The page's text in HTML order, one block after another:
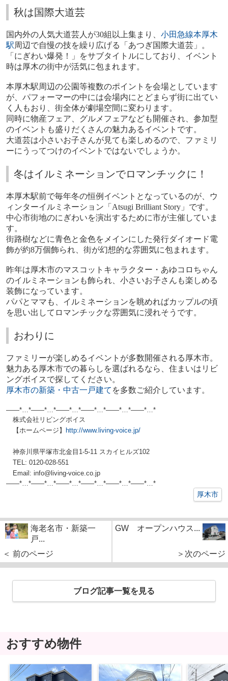
秋は国際大道芸
国内外の人気大道芸人が30組以上集まり、 小田急線本厚木
駅周辺で自慢の技を繰り広げる「あつぎ国際大道芸」。
「にぎわい爆発！」をサブタイトルにしており、イベント
時は厚木の街中が活気に包まれます。
本厚木駅周辺の公園等複数のポイントを会場としています
が、パフォーマーの中には会場内にとどまらず街に出てい
く人もおり、街全体が劇場空間に変わります。
同時に物産フェア、グルメフェアなども開催され、参加型
のイベントも盛りだくさんの魅力あるイベントです。
大道芸は小さいお子さんが見ても楽しめるので、ファミリ
ーにうってつけのイベントではないでしょうか。
冬はイルミネーションでロマンチックに！
本厚木駅前で毎年冬の恒例イベントとなっているのが、ウ
ィンターイルミネーション「 Atsugi Brilliant Story」です。
中心市街地のにぎわいを演出するために市が主催していま
す。
街路樹などに青色と金色をメインにした発行ダイオード電
飾が約8万個飾られ、街が幻想的な雰囲気に包まれます。
昨年は厚木市のマスコットキャラクター・あゆコロちゃん
のイルミネーションも飾られ、小さいお子さんも楽しめる
装飾になっています。
パパとママも、イルミネーションを眺めればカップルの頃
を思い出してロマンチックな雰囲気に浸れそうです。
おわりに
ファミリーが楽しめるイベントが多数開催される厚木市。
魅力ある厚木市での暮らしを選ばれるなら、住まいはリビ
ングボイスで探してください。
厚木市の新築・中古一戸建て を多数ご紹介しています。
——*…*——*…*——*…*——*…*——*…*——*…*
株式会社リビングボイス
【ホームページ】
http://www.living-voice.jp/
神奈川県平塚市北金目1-5-11 スカイヒルズ102
TEL: 0120-028-551
Email: info@living-voice.co.jp
——*…*——*…*——*…*——*…*——*…*——*…*
厚木市
海老名市・新築一
戸...
＜ 前のページ
GW オープンハウス...
＞次のページ
ブログ記事一覧を見る
おすすめ物件